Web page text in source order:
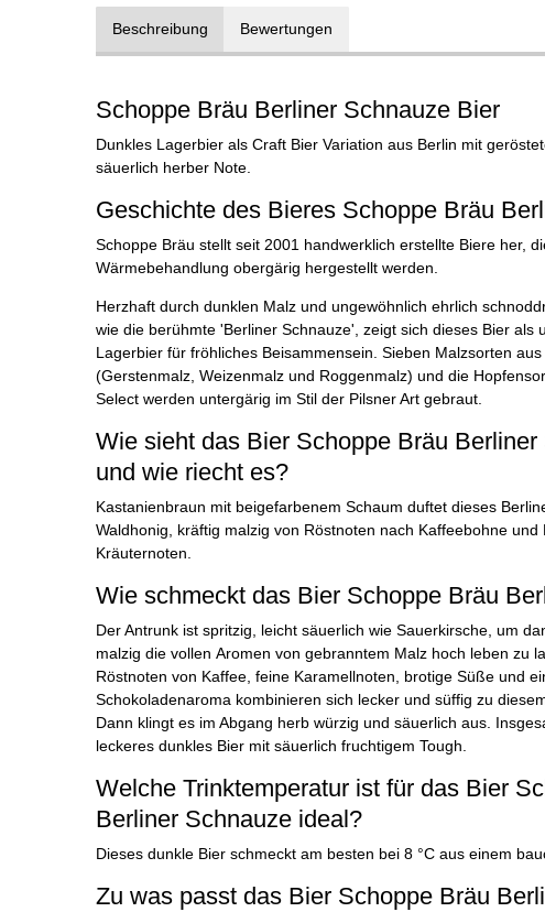
Beschreibung Bewertungen
Schoppe Bräu Berliner Schnauze Bier
Dunkles Lagerbier als Craft Bier Variation aus Berlin mit
säuerlich herber Note.
Geschichte des Bieres Schoppe Bräu
Schoppe Bräu stellt seit 2001 handwerklich erstellte Biere her,
Wärmebehandlung obergärig hergestellt werden.
Herzhaft durch dunklen Malz und ungewöhnlich ehrlich
wie die berühmte 'Berliner Schnauze', zeigt sich dieses Bier als
Lagerbier für fröhliches Beisammensein. Sieben Malzsorten
(Gerstenmalz, Weizenmalz und Roggenmalz) und die
Select werden untergärig im Stil der Pilsner Art gebraut.
Wie sieht das Bier Schoppe Bräu
und wie riecht es?
Kastanienbraun mit beigefarbenem Schaum duftet dieses
Waldhonig, kräftig malzig von Röstnoten nach Kaffeebohne und
Kräuternoten.
Wie schmeckt das Bier Schoppe Bräu
Der Antrunk ist spritzig, leicht säuerlich wie Sauerkirsche, um
malzig die vollen Aromen von gebranntem Malz hoch leben zu
Röstnoten von Kaffee, feine Karamellnoten, brotige Süße und
Schokoladenaroma kombinieren sich lecker und süffig zu
Dann klingt es im Abgang herb würzig und säuerlich aus.
leckeres dunkles Bier mit säuerlich fruchtigem Tough.
Welche Trinktemperatur ist für das Bier
Berliner Schnauze ideal?
Dieses dunkle Bier schmeckt am besten bei 8 °C aus einem
Zu was passt das Bier Schoppe Bräu